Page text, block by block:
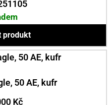
produkt
50 AE, kufr
Kč